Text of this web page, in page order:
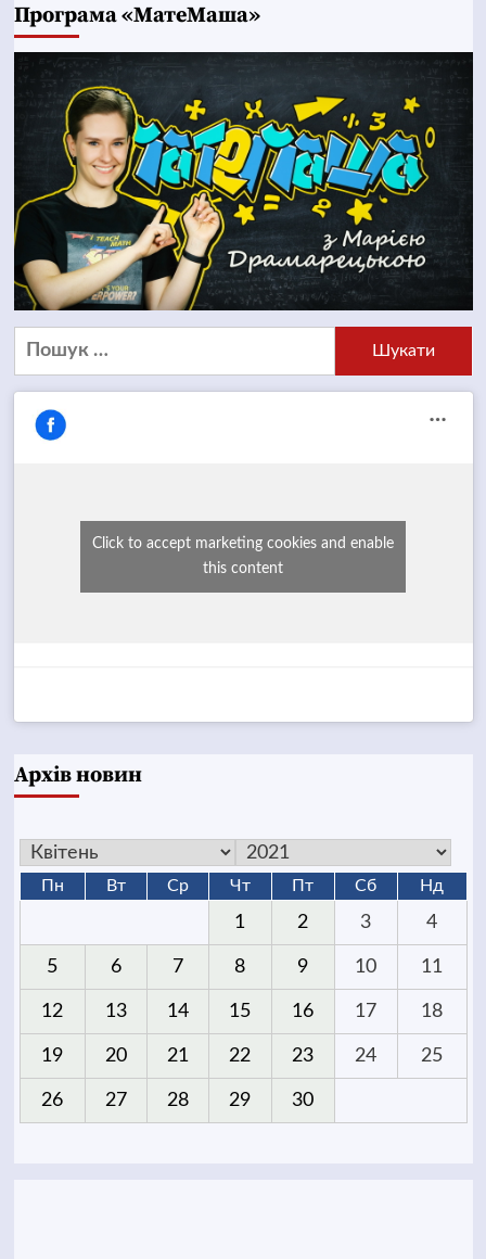
Програма «МатеМаша»
Пошук:
Click to accept marketing cookies and enable
this content
Архів новин
Пн Вт Ср Чт Пт Сб Нд
1 2 3 4
5 6 7 8 9 10 11
12 13 14 15 16 17 18
19 20 21 22 23 24 25
26 27 28 29 30